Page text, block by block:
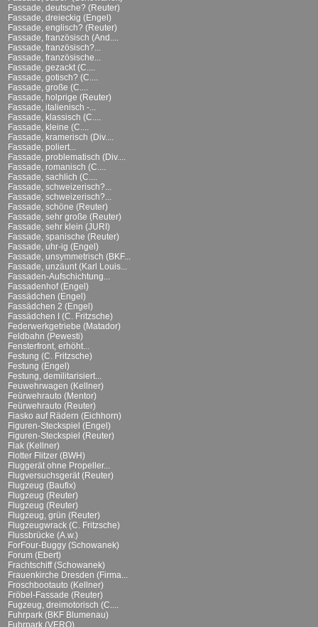
Fassade, deutsche? (Reuter)
Fassade, dreieckig (Engel)
Fassade, englisch? (Reuter)
Fassade, französisch (And....
Fassade, französisch?...
Fassade, französische...
Fassade, gezackt (C....
Fassade, gotisch? (C....
Fassade, große (C....
Fassade, holprige (Reuter)
Fassade, italienisch -...
Fassade, klassisch (C....
Fassade, kleine (C....
Fassade, kramerisch (Div....
Fassade, poliert...
Fassade, problematisch (Div....
Fassade, romanisch (C....
Fassade, sachlich (C....
Fassade, schweizerisch?...
Fassade, schweizerisch?...
Fassade, schöne (Reuter)
Fassade, sehr große (Reuter)
Fassade, sehr klein (JURI)
Fassade, spanische (Reuter)
Fassade, uhr-ig (Engel)
Fassade, unsymmetrisch (BKF...
Fassade, unzäunt (Karl Louis...
Fassaden-Aufschichtung...
Fassadenhof (Engel)
Fassädchen (Engel)
Fassädchen 2 (Engel)
Fassädchen I (C. Fritzsche)
Federwerkgetriebe (Matador)
Feldbahn (Pewesti)
Fensterfront, erhöht...
Festung (C. Fritzsche)
Festung (Engel)
Festung, demilitarisiert...
Feuwehrwagen (Kellner)
Feürwehrauto (Mentor)
Feürwehrauto (Reuter)
Fiasko auf Rädern (Eichhorn)
Figuren-Steckspiel (Engel)
Figuren-Steckspiel (Reuter)
Flak (Kellner)
Flotter Flitzer (BWH)
Fluggerät ohne Propeller...
Flugversuchsgerät (Reuter)
Flugzeug (Baufix)
Flugzeug (Reuter)
Flugzeug (Reuter)
Flugzeug, grün (Reuter)
Flugzeugwrack (C. Fritzsche)
Flussbrücke (A.w.)
ForFour-Buggy (Schowanek)
Forum (Ebert)
Frachtschiff (Schowanek)
Frauenkirche Dresden (Firma...
Froschbootauto (Kellner)
Fröbel-Fassade (Reuter)
Fugzeug, dreimotorisch (C....
Fuhrpark (BKF Blumenau)
Fuhrpark (VERO)